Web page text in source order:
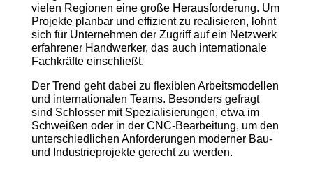
vielen Regionen eine große Herausforderung. Um
Projekte planbar und effizient zu realisieren, lohnt
sich für Unternehmen der Zugriff auf ein Netzwerk
erfahrener Handwerker, das auch internationale
Fachkräfte einschließt.
Der Trend geht dabei zu flexiblen Arbeitsmodellen
und internationalen Teams. Besonders gefragt
sind Schlosser mit Spezialisierungen, etwa im
Schweißen oder in der CNC-Bearbeitung, um den
unterschiedlichen Anforderungen moderner Bau-
und Industrieprojekte gerecht zu werden.